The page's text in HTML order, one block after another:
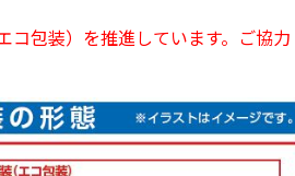
コ包装）を推進しています。ご協力